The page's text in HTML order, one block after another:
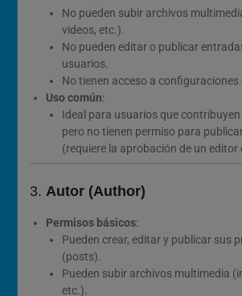
No pueden subir archivos
videos, etc.).
No pueden editar o publicar
usuarios.
No tienen acceso a configuraciones
Uso común:
Ideal para usuarios que
pero no tienen permiso para
(requiere la aprobación de un
3. Autor (Author)
Permisos básicos:
Pueden crear, editar y publicar sus
(posts).
Pueden subir archivos multimedia
etc.).